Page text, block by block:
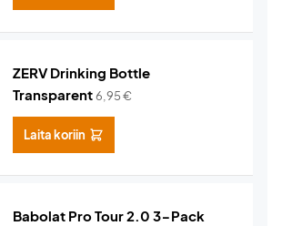
ZERV Drinking Bottle
Transparent6,95€
Laita koriin
Babolat Pro Tour 2.0 3-Pack